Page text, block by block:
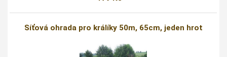
Síťová ohrada pro králíky 50m, 65cm, jeden hrot